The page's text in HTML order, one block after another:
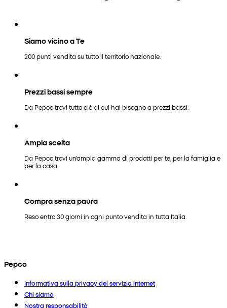
Siamo vicino a Te
200 punti vendita su tutto il territorio nazionale.
Prezzi bassi sempre
Da Pepco trovi tutto ciò di cui hai bisogno a prezzi bassi.
Ampia scelta
Da Pepco trovi un'ampia gamma di prodotti per te, per la famiglia e
per la casa.
Compra senza paura
Reso entro 30 giorni in ogni punto vendita in tutta Italia.
Pepco
Informativa sulla privacy del servizio internet
Chi siamo
Nostra responsabilità